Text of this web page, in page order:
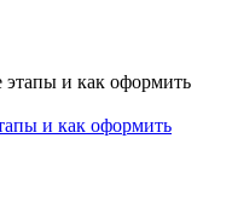
и как оформить